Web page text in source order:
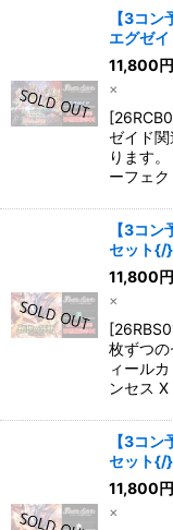
【3コ
エグゼ
11,800 円
×
ゼイド
ります
ーフェ
【3コ
セット{/}
11,800 円
×
枚ずつ
ィール
ンセス
【3コ
セット{/}
11,800 円
×